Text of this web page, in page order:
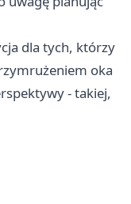
dla tych, którzy
oka
- takiej,